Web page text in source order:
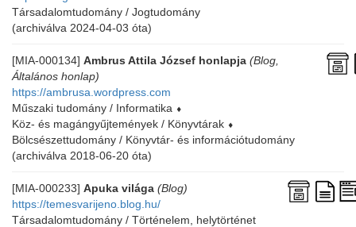
Társadalomtudomány / Jogtudomány
(archiválva 2024-04-03 óta)
[MIA-000134] Ambrus Attila József honlapja (Blog,
Általános honlap)
https://ambrusa.wordpress.com
Műszaki tudomány / Informatika ⬧
Köz- és magángyűjtemények / Könyvtárak ⬧
Bölcsészettudomány / Könyvtár- és információtudomány
(archiválva 2018-06-20 óta)
[MIA-000233] Apuka világa (Blog)
https://temesvarijeno.blog.hu/
Társadalomtudomány / Történelem, helytörténet